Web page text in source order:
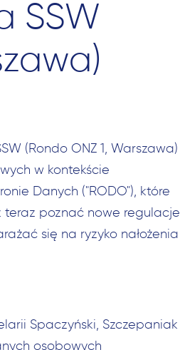
SSW
(Rondo ONZ 1, Warszawa)
w kontekście
Danych ("RODO"), które
teraz poznać nowe regulacje
się na ryzyko nałożenia
Spaczyński, Szczepaniak
osobowych